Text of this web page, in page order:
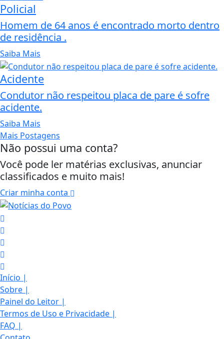
Policial
Homem de 64 anos é encontrado morto dentro
de residência .
Saiba Mais
Acidente
Condutor não respeitou placa de pare é sofre
acidente.
Saiba Mais
Mais Postagens
Não possui uma conta?
Você pode ler matérias exclusivas, anunciar
classificados e muito mais!
Criar minha conta
Início |
Sobre |
Painel do Leitor |
Termos de Uso e Privacidade |
FAQ |